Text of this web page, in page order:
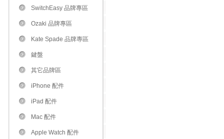
SwitchEasy 品牌專區
Ozaki 品牌專區
Kate Spade 品牌專區
鍵盤
其它品牌區
iPhone 配件
iPad 配件
Mac 配件
Apple Watch 配件